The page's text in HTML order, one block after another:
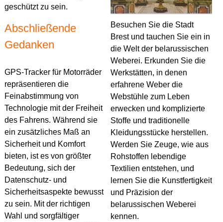
geschützt zu sein.
Abschließende
Gedanken
GPS-Tracker für Motorräder
repräsentieren die
Feinabstimmung von
Technologie mit der Freiheit
des Fahrens. Während sie
ein zusätzliches Maß an
Sicherheit und Komfort
bieten, ist es von größter
Bedeutung, sich der
Datenschutz- und
Sicherheitsaspekte bewusst
zu sein. Mit der richtigen
Wahl und sorgfältiger
Besuchen Sie die Stadt
Brest und tauchen Sie ein in
die Welt der belarussischen
Weberei. Erkunden Sie die
Werkstätten, in denen
erfahrene Weber die
Webstühle zum Leben
erwecken und komplizierte
Stoffe und traditionelle
Kleidungsstücke herstellen.
Werden Sie Zeuge, wie aus
Rohstoffen lebendige
Textilien entstehen, und
lernen Sie die Kunstfertigkeit
und Präzision der
belarussischen Weberei
kennen.